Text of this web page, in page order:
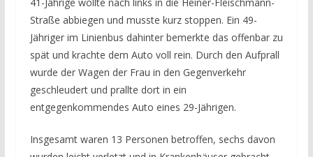
Straße abbiegen und musste kurz stoppen. Ein 49-
Jähriger im Linienbus dahinter bemerkte das offenbar zu
spät und krachte dem Auto voll rein. Durch den Aufprall
wurde der Wagen der Frau in den Gegenverkehr
geschleudert und prallte dort in ein
entgegenkommendes Auto eines 29-Jährigen.
Insgesamt waren 13 Personen betroffen, sechs davon